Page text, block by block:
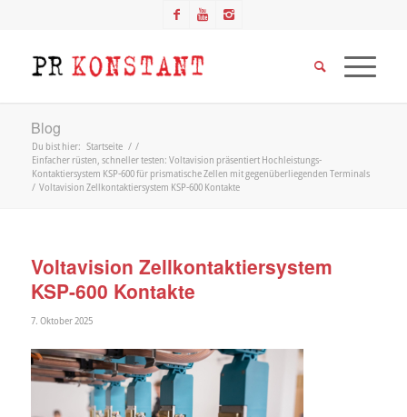
Blog
Du bist hier: Startseite / /
Einfacher rüsten, schneller testen: Voltavision präsentiert Hochleistungs-
Kontaktiersystem KSP-600 für prismatische Zellen mit gegenüberliegenden Terminals
/ Voltavision Zellkontaktiersystem KSP-600 Kontakte
Voltavision Zellkontaktiersystem
KSP-600 Kontakte
7. Oktober 2025